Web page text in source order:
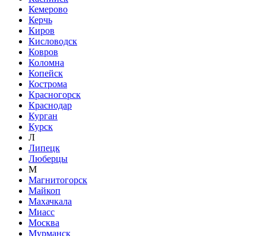
Кемерово
Керчь
Киров
Кисловодск
Ковров
Коломна
Копейск
Кострома
Красногорск
Краснодар
Курган
Курск
Л
Липецк
Люберцы
М
Магнитогорск
Майкоп
Махачкала
Миасс
Москва
Мурманск